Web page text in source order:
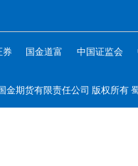
券 国金道富 中国证监会
金期货有限责任公司 版权所有